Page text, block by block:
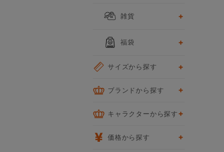
雑貨
福袋
サイズから探す
ブランドから探す
キャラクターから探す
価格から探す